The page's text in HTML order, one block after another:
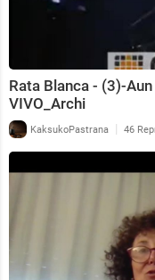
Rata Blanca - (3)-
VIVO_Archi
KaksukoPastrana | 46